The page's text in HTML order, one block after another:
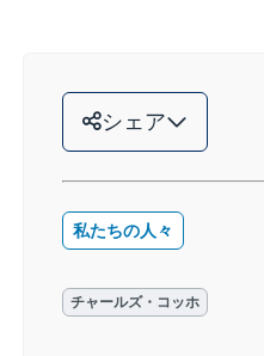
シェア
私たちの人々
チャールズ・コッホ